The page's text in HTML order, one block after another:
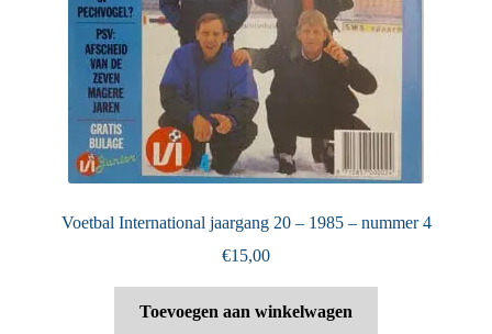
Voetbal International jaargang 20 – 1985 – nummer 4
€15,00
Toevoegen aan winkelwagen